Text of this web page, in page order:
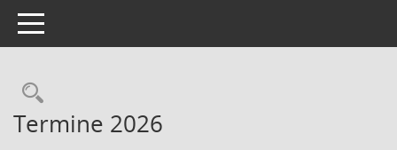
Toggle navigation
Rechercheauswahl
Termine 2026